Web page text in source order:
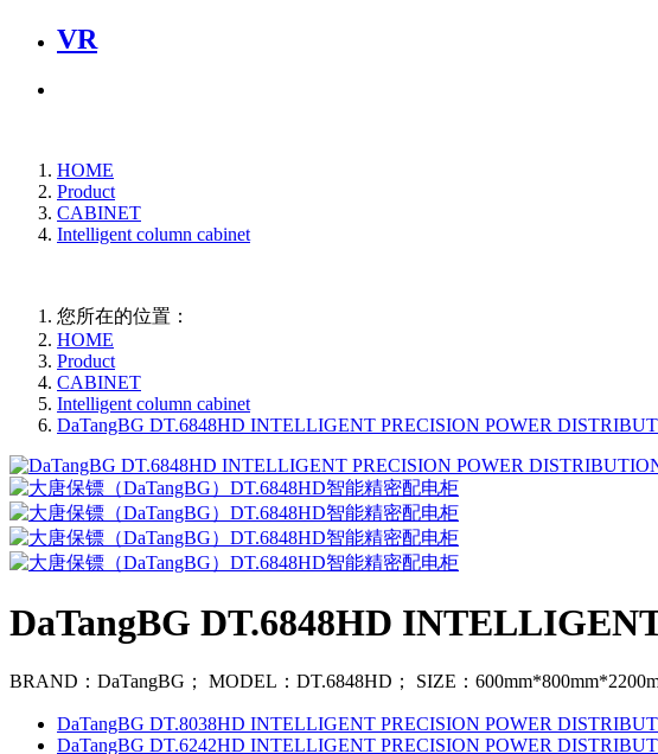
VR
HOME
Product
CABINET
Intelligent column cabinet
您所在的位置：
HOME
Product
CABINET
Intelligent column cabinet
DaTangBG DT.6848HD INTELLIGENT PRECISION POWER
DaTangBG DT.6848HD
BRAND：DaTangBG； MODEL：DT.6848HD； SIZE：
DaTangBG DT.8038HD INTELLIGENT PRECISION POWER
DaTangBG DT.6242HD INTELLIGENT PRECISION POWER